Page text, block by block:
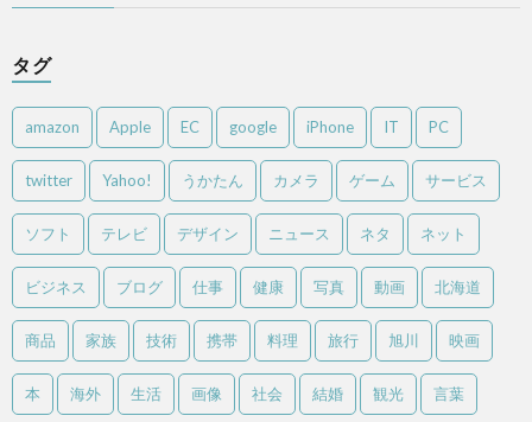
タグ
amazon Apple EC google iPhone IT PC
twitter Yahoo! うかたん カメラ ゲーム サービス
ソフト テレビ デザイン ニュース ネタ ネット
ビジネス ブログ 仕事 健康 写真 動画 北海道
商品 家族 技術 携帯 料理 旅行 旭川 映画
本 海外 生活 画像 社会 結婚 観光 言葉